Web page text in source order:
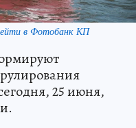
в Фотобанк КП
25 июня,